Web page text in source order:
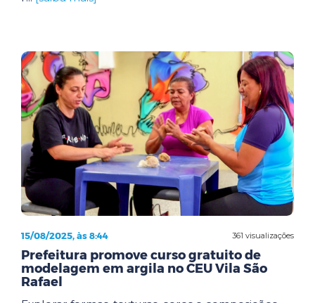
361 visualizações
15/08/2025, às 8:44
Prefeitura promove curso gratuito de
modelagem em argila no CEU Vila São
Rafael